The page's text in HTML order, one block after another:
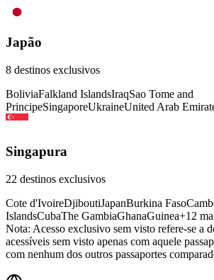
Japão
8 destinos exclusivos
BoliviaFalkland IslandsIraqSao Tome and
PrincipeSingaporeUkraineUnited Arab
Singapura
22 destinos exclusivos
Cote d'IvoireDjiboutiJapanBurkina Faso
IslandsCubaThe GambiaGhanaGuinea+12
Nota: Acesso exclusivo sem visto refere-se a
acessíveis sem visto apenas com aquele
com nenhum dos outros passaportes